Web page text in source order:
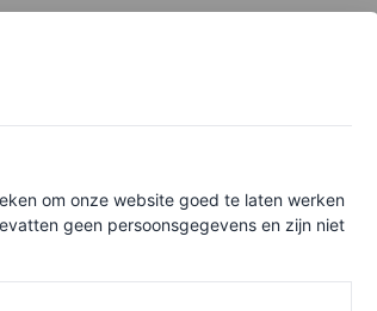
om onze website goed te laten werken
geen persoonsgegevens en zijn niet